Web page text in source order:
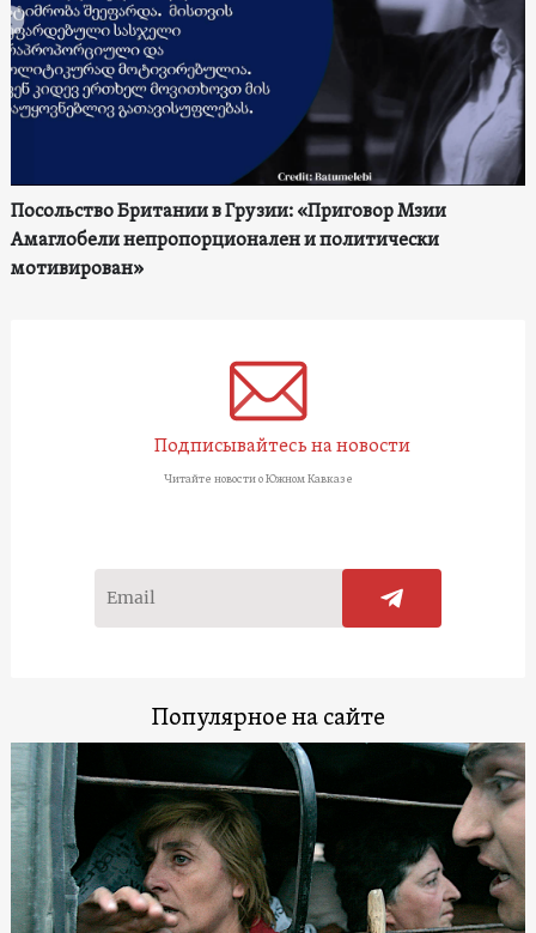
Посольство Британии в Грузии: «Приговор Мзии
Амаглобели непропорционален и политически
мотивирован»
Подписывайтесь на новости
Читайте новости о Южном Кавказе
Популярное на сайте